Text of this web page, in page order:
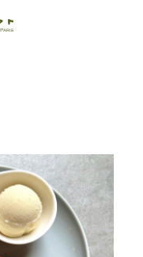
ロ
タ
ま